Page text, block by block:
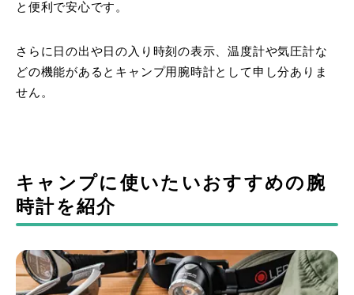
と便利で安心です。
さらに日の出や日の入り時刻の表示、温度計や気圧計な
どの機能があるとキャンプ用腕時計として申し分ありま
せん。
キャンプに使いたいおすすめの腕
時計を紹介